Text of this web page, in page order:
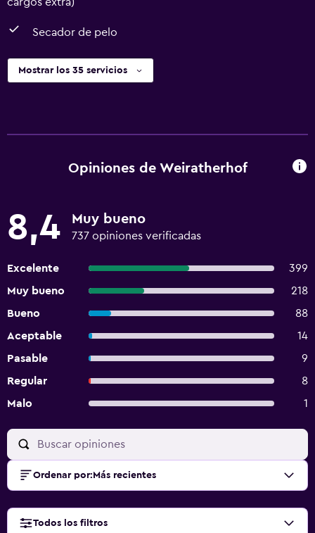
Secador de pelo
Mostrar los 35 servicios
Opiniones de Weiratherhof
8,4 Muy bueno
737 opiniones verificadas
Excelente
399
Muy bueno
218
Bueno
88
Aceptable
14
Pasable
9
Regular
8
Malo
1
Ordenar por: Más recientes
Todos los filtros